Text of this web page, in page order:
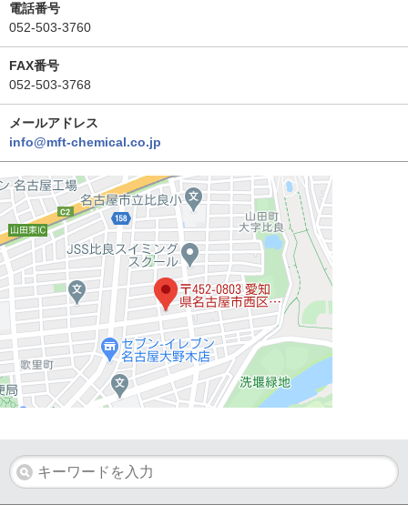
電話番号
052-503-3760
FAX番号
052-503-3768
メールアドレス
info@mft-chemical.co.jp